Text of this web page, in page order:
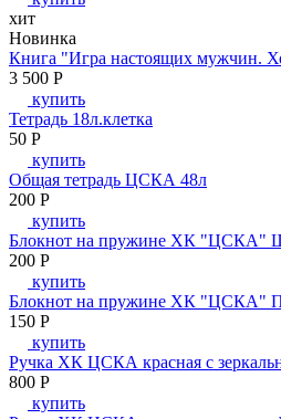
хит
Новинка
Книга "Игра настоящих мужчин.
3 500 P
купить
Тетрадь 18л.клетка
50 P
купить
Общая тетрадь ЦСКА 48л
200 P
купить
Блокнот на пружине ХК "ЦСКА"
200 P
купить
Блокнот на пружине ХК "ЦСКА"
150 P
купить
Ручка ХК ЦСКА красная с
800 P
купить